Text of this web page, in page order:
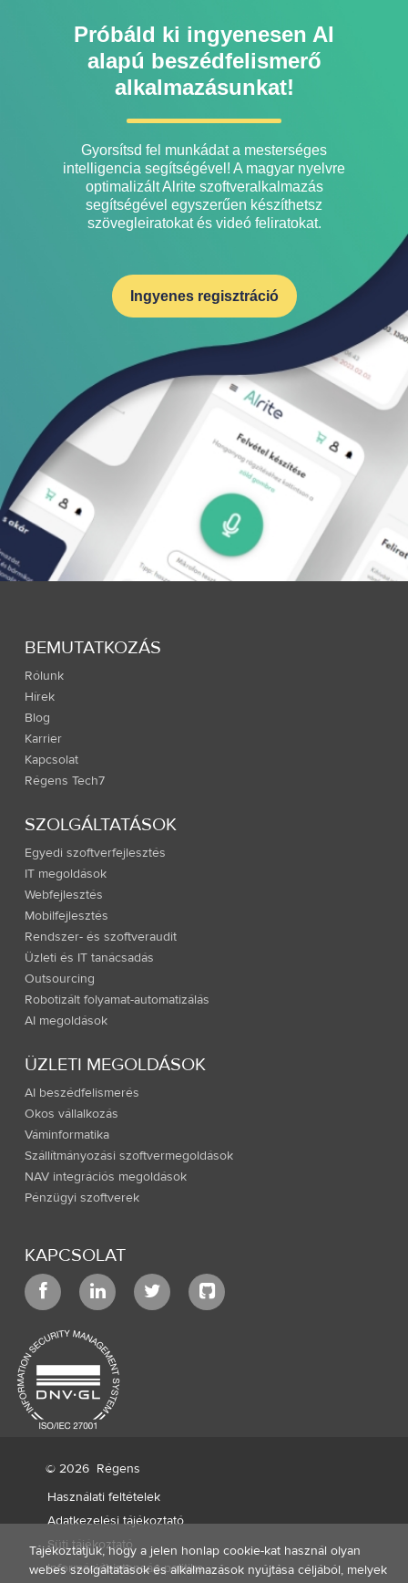
Próbáld ki ingyenesen AI
alapú beszédfelismerő
alkalmazásunkat!
Gyorsítsd fel munkádat a mesterséges
intelligencia segítségével! A magyar nyelvre
optimalizált Alrite szoftveralkalmazás
segítségével egyszerűen készíthetsz
szövegleiratokat és videó feliratokat.
Ingyenes regisztráció
BEMUTATKOZÁS
Rólunk
Hírek
Blog
Karrier
Kapcsolat
Régens Tech7
SZOLGÁLTATÁSOK
Egyedi szoftverfejlesztés
IT megoldások
Webfejlesztés
Mobilfejlesztés
Rendszer- és szoftveraudit
Üzleti és IT tanácsadás
Outsourcing
Robotizált folyamat-automatizálás
AI megoldások
ÜZLETI MEGOLDÁSOK
AI beszédfelismerés
Okos vállalkozás
Váminformatika
Szállítmányozási szoftvermegoldások
NAV integrációs megoldások
Pénzügyi szoftverek
KAPCSOLAT
© 2026 Régens
Használati feltételek
Adatkezelési tájékoztató
Süti tájékoztató
Információbiztonság politika
Tájékoztatjuk, hogy a jelen honlap cookie-kat használ olyan
webes szolgáltatások és alkalmazások nyújtása céljából, melyek